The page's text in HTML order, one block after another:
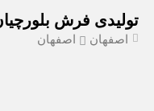
تولیدی فرش
اصفهان اصفهان